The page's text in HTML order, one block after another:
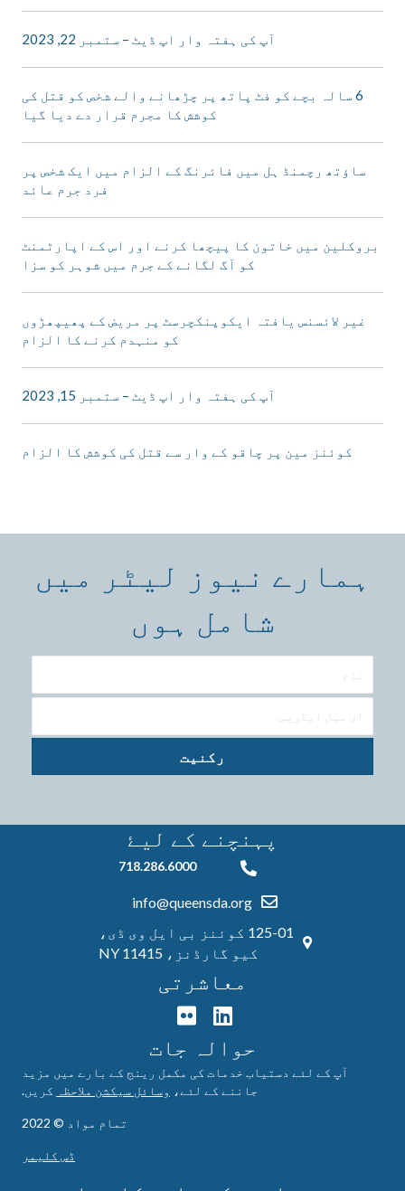
آپ کی ہفتہ وار اپ ڈیٹ – ستمبر 22, 2023
6 سالہ بچے کو فٹ پاتھ پر چڑھانے والے شخص کو قتل کی
کوشش کا مجرم قرار دے دیا گیا
ساؤتھ رچمنڈ ہل میں فائرنگ کے الزام میں ایک شخص پر
فرد جرم عائد
بروکلین میں خاتون کا پیچھا کرنے اور اس کے اپارٹمنٹ
کو آگ لگانے کے جرم میں شوہر کو سزا
غیر لائسنس یافتہ ایکوپنکچرسٹ پر مریض کے پھیپھڑوں
کو منہدم کرنے کا الزام
آپ کی ہفتہ وار اپ ڈیٹ – ستمبر 15, 2023
کوئنز مین پر چاقو کے وار سے قتل کی کوشش کا الزام
ہمارے نیوز لیٹر میں
شامل ہوں
رکنیت
پہنچنے کے ليۓ
718.286.6000
718.286.6000
info@queensda.org
125-01 کوئنز بی ایل وی ڈی،
کیو گارڈنز، NY 11415
معاشرتی
حوالہ جات
آپ کے لئے دستیاب خدمات کی مکمل رینج کے بارے میں مزید
جاننے کے لئے، وسائل سیکشن ملاحظہ کریں.
تمام مواد © 2022
ڈس کلیمر